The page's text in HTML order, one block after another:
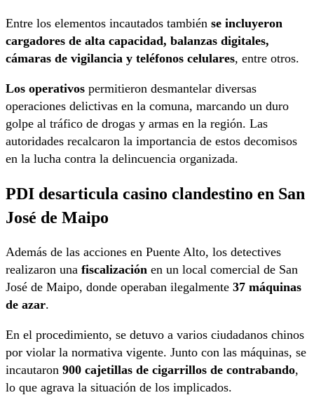
Entre los elementos incautados también se incluyeron
cargadores de alta capacidad, balanzas digitales,
cámaras de vigilancia y teléfonos celulares, entre otros.
Los operativos permitieron desmantelar diversas
operaciones delictivas en la comuna, marcando un duro
golpe al tráfico de drogas y armas en la región. Las
autoridades recalcaron la importancia de estos decomisos
en la lucha contra la delincuencia organizada.
PDI desarticula casino clandestino en San
José de Maipo
Además de las acciones en Puente Alto, los detectives
realizaron una fiscalización en un local comercial de San
José de Maipo, donde operaban ilegalmente 37 máquinas
de azar.
En el procedimiento, se detuvo a varios ciudadanos chinos
por violar la normativa vigente. Junto con las máquinas, se
incautaron 900 cajetillas de cigarrillos de contrabando,
lo que agrava la situación de los implicados.